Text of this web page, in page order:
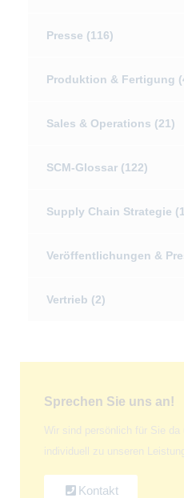
Presse (116)
Produktion & Fertigung
Sales & Operations (21)
SCM-Glossar (122)
Supply Chain Strategie
Veröffentlichungen &
Vertrieb (2)
Sprechen Sie uns an!
Wir sind persönlich für Sie da
individuell zu unseren
Kontakt